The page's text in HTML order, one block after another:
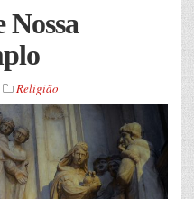
Nossa
Religião